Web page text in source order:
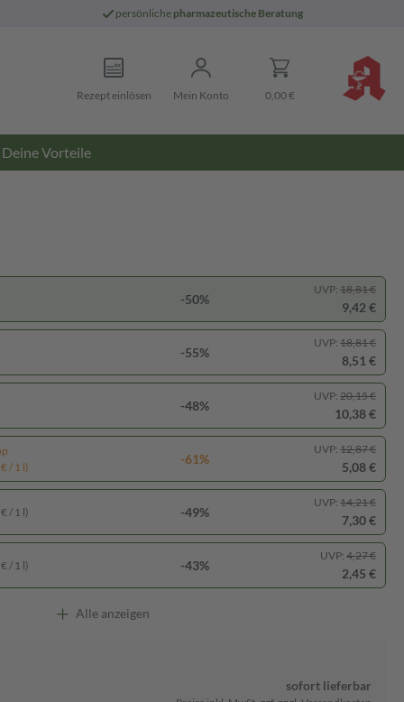
persönliche pharmazeutische Beratung
Rezept einlösen Mein Konto 0,00 €
Deine Vorteile
-55%
UVP: 18,81 €
8,51 €
-50%
UVP: 18,81 €
9,42 €
-48%
UVP: 20,15 €
10,38 €
/ 1 l)
-61%
UVP: 12,87 €
5,08 €
/ 1 l) -49%
UVP: 14,21 €
7,30 €
/ 1 l) -43%
UVP: 4,27 €
2,45 €
Alle anzeigen
sofort lieferbar